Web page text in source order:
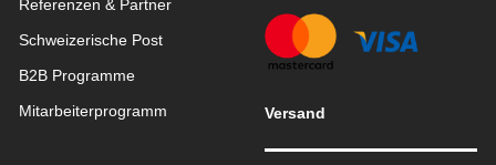
Referenzen & Partner
Schweizerische Post
B2B Programme
Mitarbeiterprogramm
Versand